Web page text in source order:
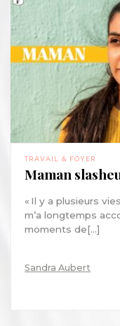
TRAVAIL & FOYER
Maman
« Il y a plusieurs
m’a longtemps
moments de[...]
Sandra Aubert